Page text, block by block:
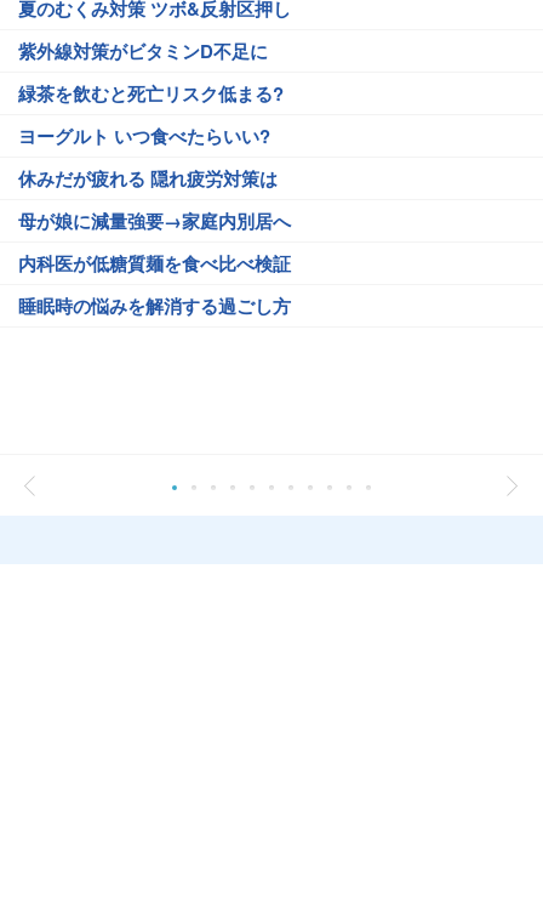
夏のむくみ対策 ツボ&反射区押し
紫外線対策がビタミンD不足に
緑茶を飲むと死亡リスク低まる?
ヨーグルト いつ食べたらいい?
休みだが疲れる 隠れ疲労対策は
母が娘に減量強要→家庭内別居へ
内科医が低糖質麺を食べ比べ検証
睡眠時の悩みを解消する過ごし方